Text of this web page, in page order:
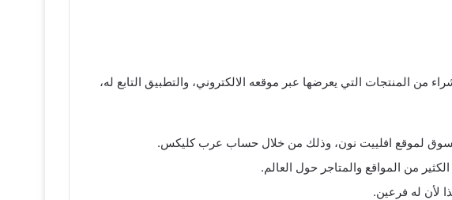
المنتجات التي يعرضها عبر موقعه الالكتروني، والتطبيق التابع له،
لموقع افلييت نون، وذلك من خلال حساب عرب كليكس.
من المواقع والمتاجر حول العالم.
لأن له فرعين.